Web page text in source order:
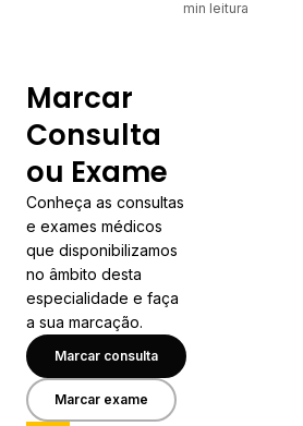
min leitura
Marcar
Consulta
ou Exame
Conheça as consultas
e exames médicos
que disponibilizamos
no âmbito desta
especialidade e faça
a sua marcação.
Marcar consulta
Marcar exame